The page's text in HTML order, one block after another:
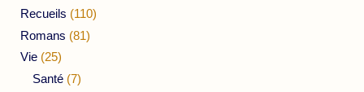
Recueils (110)
Romans (81)
Vie (25)
Santé (7)